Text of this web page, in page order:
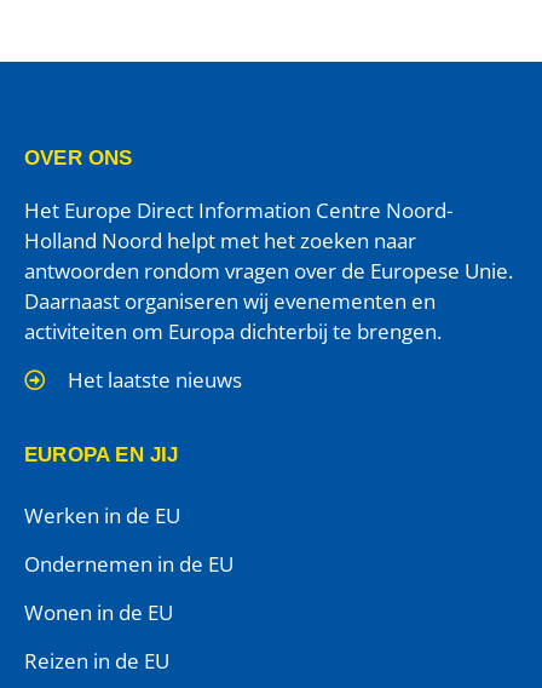
OVER ONS
Het Europe Direct Information Centre Noord-
Holland Noord helpt met het zoeken naar
antwoorden rondom vragen over de Europese Unie.
Daarnaast organiseren wij evenementen en
activiteiten om Europa dichterbij te brengen.
Het laatste nieuws
EUROPA EN JIJ
Werken in de EU
Ondernemen in de EU
Wonen in de EU
Reizen in de EU